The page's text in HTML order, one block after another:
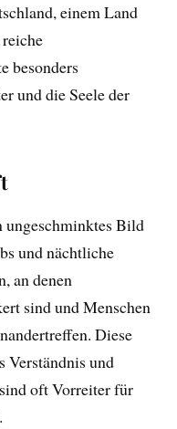
einem Land
besonders
und die Seele der
ungeschminktes Bild
und nächtliche
an denen
sind und Menschen
Diese
Verständnis und
oft Vorreiter für